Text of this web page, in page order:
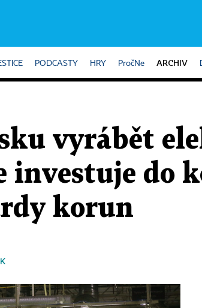
PODCASTY HRY PročNe ARCHIV
vyrábět
investuje do
korun